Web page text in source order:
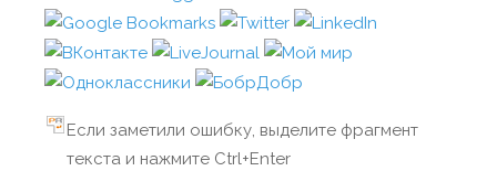
Если заметили ошибку, выделите фрагмент
текста и нажмите Ctrl+Enter